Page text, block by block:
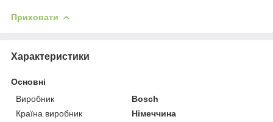
Приховати
Характеристики
Основні
Виробник
Bosch
Країна виробник
Німеччина